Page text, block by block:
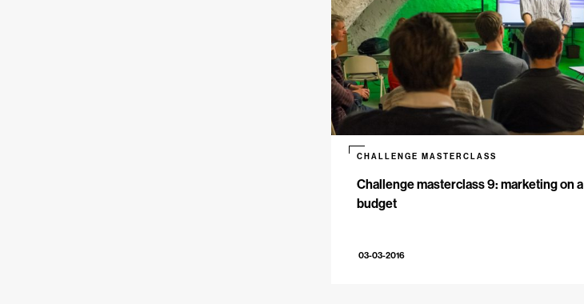
Challenge masterclass 9: marketing on a
budget
CHALLENGE MASTERCLASS
03-03-2016